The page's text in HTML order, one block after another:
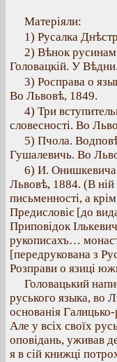
Матеріяли:
1) Русалка
2) Вѣнок
Головацкій. У
3) Росправа о
Во Львовѣ, 1849.
4) Три
словесності. Во
5) Пчола.
Гушалевичь. Во
6) И. Онишкевича
Львовѣ, 1884. (В ній
письменності, а крім
Предисловіє [до
Приповідок
рукописахъ…
[передрукована з
Розправи о язиці
Головацький
руського языка, во
основанія
Але у всіх своїх
оповідань, уживав
я в сій книжці